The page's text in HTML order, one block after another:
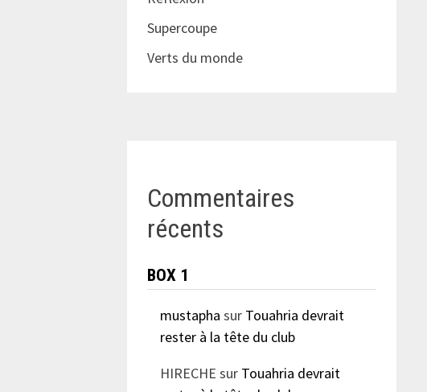
Supercoupe
Verts du monde
Commentaires
récents
BOX 1
mustapha sur Touahria devrait
rester à la tête du club
HIRECHE sur Touahria devrait